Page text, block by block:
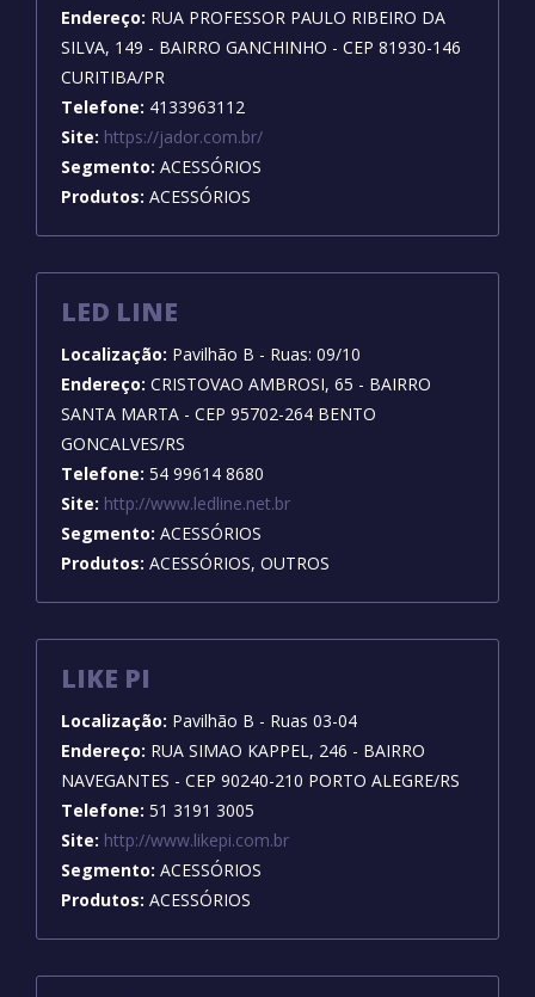
Endereço: RUA PROFESSOR PAULO RIBEIRO DA
SILVA, 149 - BAIRRO GANCHINHO - CEP 81930-146
CURITIBA/PR
Telefone: 4133963112
Site: https://jador.com.br/
Segmento: ACESSÓRIOS
Produtos: ACESSÓRIOS
LED LINE
Localização: Pavilhão B - Ruas: 09/10
Endereço: CRISTOVAO AMBROSI, 65 - BAIRRO
SANTA MARTA - CEP 95702-264 BENTO
GONCALVES/RS
Telefone: 54 99614 8680
Site: http://www.ledline.net.br
Segmento: ACESSÓRIOS
Produtos: ACESSÓRIOS, OUTROS
LIKE PI
Localização: Pavilhão B - Ruas 03-04
Endereço: RUA SIMAO KAPPEL, 246 - BAIRRO
NAVEGANTES - CEP 90240-210 PORTO ALEGRE/RS
Telefone: 51 3191 3005
Site: http://www.likepi.com.br
Segmento: ACESSÓRIOS
Produtos: ACESSÓRIOS